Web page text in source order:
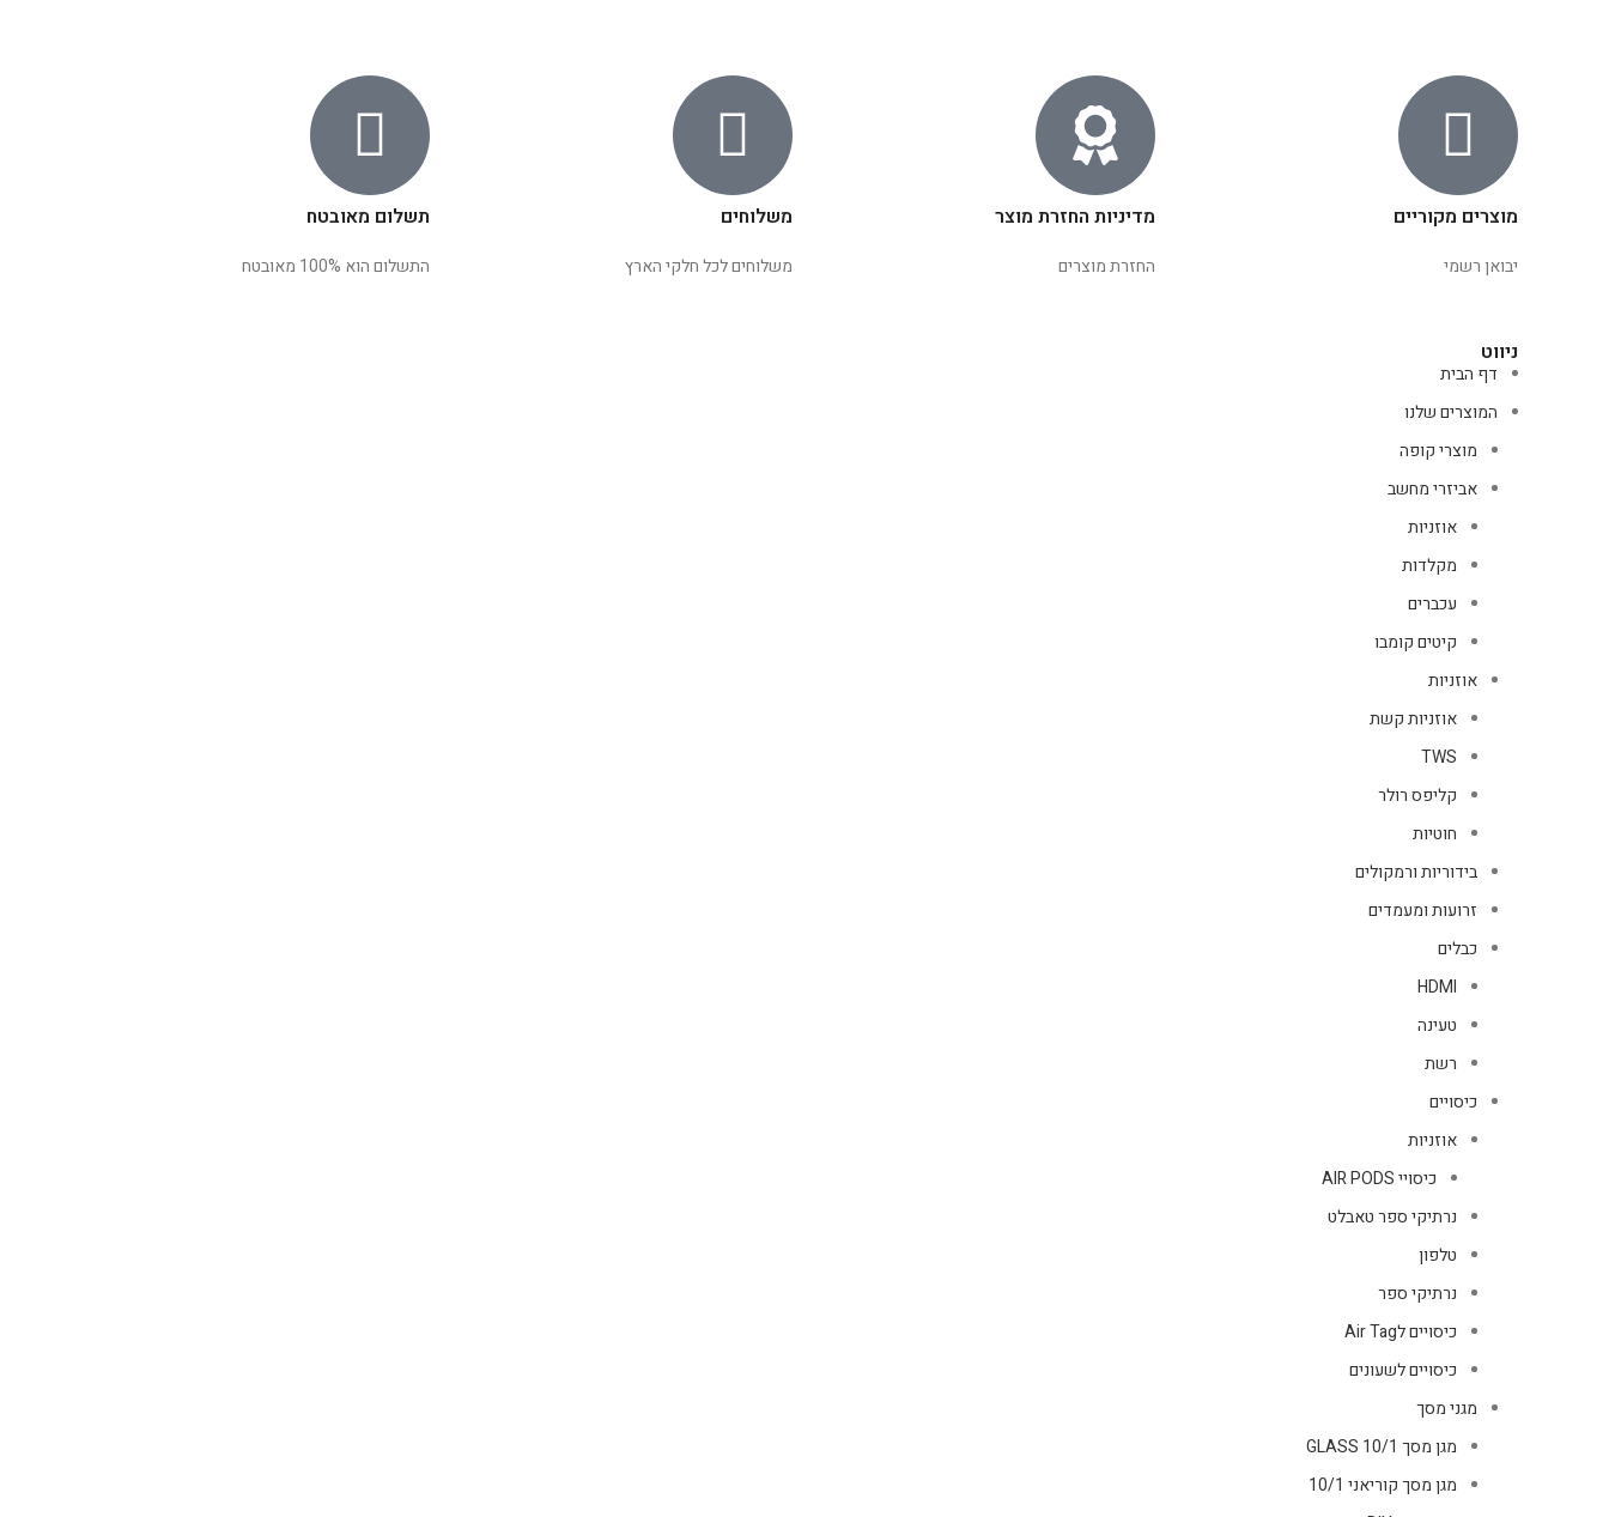
מוצרים מקוריים
יבואן רשמי
מדיניות החזרת מוצר
החזרת מוצרים
משלוחים
משלוחים לכל חלקי הארץ
תשלום מאובטח
התשלום הוא 100% מאובטח
ניווט
דף הבית
המוצרים שלנו
מוצרי קופה
אביזרי מחשב
אוזניות
מקלדות
עכברים
קיטים קומבו
אוזניות
אוזניות קשת
TWS
קליפס רולר
חוטיות
בידוריות ורמקולים
זרועות ומעמדים
כבלים
HDMI
טעינה
רשת
כיסויים
אוזניות
כיסויי AIR PODS
נרתיקי ספר טאבלט
טלפון
נרתיקי ספר
כיסויים לAir Tag
כיסויים לשעונים
מגני מסך
מגן מסך GLASS 10/1
מגן מסך קוריאני 10/1